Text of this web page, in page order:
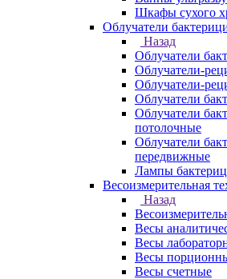
Шкафы сухого
Облучатели
Назад
Облучатели
Облучатели-
Облучатели-
Облучатели
Облучатели
потолочные
Облучатели
передвижные
Лампы
Весоизмерительная
Назад
Весы
Весы
Весы
Весы счетные